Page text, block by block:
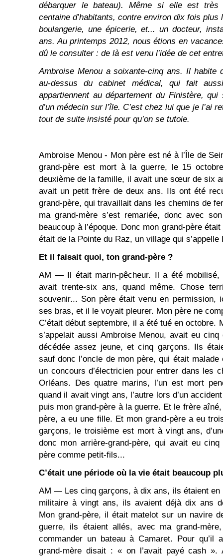
débarquer le bateau). Même si elle est très
centaine d’habitants, contre environ dix fois plus
boulangerie, une épicerie, et... un docteur,
ans. Au printemps 2012, nous étions en
dû le consulter : de là est venu l’idée de cet
Ambroise Menou a soixante-cinq ans. Il habite
au-dessus du cabinet médical, qui fait
appartiennent au département du Finistère,
d’un médecin sur l’île. C’est chez lui que je l’ai
tout de suite insisté pour qu’on se tutoie.
Ambroise Menou - Mon père est né à l’Île de
grand-père est mort à la guerre, le 15
deuxième de la famille, il avait une sœur de six
avait un petit frère de deux ans. Ils ont été
grand-père, qui travaillait dans les chemins de
ma grand-mère s’est remariée, donc avec
beaucoup à l’époque. Donc mon grand-père
était de la Pointe du Raz, un village qui s’appelle
Et il faisait quoi, ton grand-père ?
AM ― Il était marin-pêcheur. Il a été
avait trente-six ans, quand même. Chose
souvenir... Son père était venu en permission,
ses bras, et il le voyait pleurer. Mon père ne
C’était début septembre, il a été tué en octobre.
s’appelait aussi Ambroise Menou, avait eu
décédée assez jeune, et cinq garçons. Ils
sauf donc l’oncle de mon père, qui était
un concours d’électricien pour entrer dans les
Orléans. Des quatre marins, l’un est mort
quand il avait vingt ans, l’autre lors d’un
puis mon grand-père à la guerre. Et le frère
père, a eu une fille. Et mon grand-père a eu
garçons, le troisième est mort à vingt ans,
donc mon arrière-grand-père, qui avait eu
père comme petit-fils...
C’était une période où la vie était beaucoup
AM ― Les cinq garçons, à dix ans, ils étaient en
militaire à vingt ans, ils avaient déjà dix ans
Mon grand-père, il était matelot sur un navire
guerre, ils étaient allés, avec ma grand-
commander un bateau à Camaret. Pour qu’il
grand-mère disait : « on l’avait payé cash ».